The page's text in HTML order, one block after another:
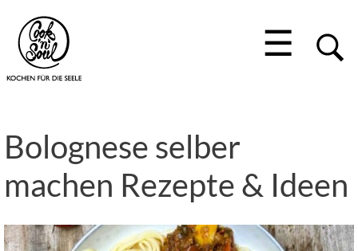
☰
Bolognese selber
machen Rezepte & Ideen